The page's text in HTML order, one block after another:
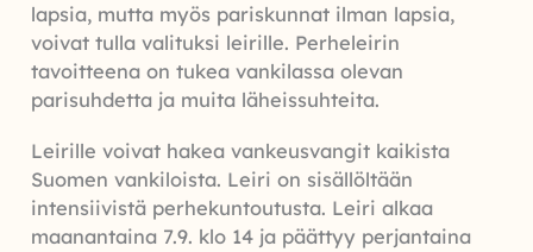
lapsia, mutta myös pariskunnat ilman lapsia,
voivat tulla valituksi leirille. Perheleirin
tavoitteena on tukea vankilassa olevan
parisuhdetta ja muita läheissuhteita.
Leirille voivat hakea vankeusvangit kaikista
Suomen vankiloista. Leiri on sisällöltään
intensiivistä perhekuntoutusta. Leiri alkaa
maanantaina 7.9. klo 14 ja päättyy perjantaina